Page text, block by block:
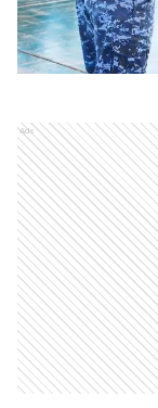
Ads